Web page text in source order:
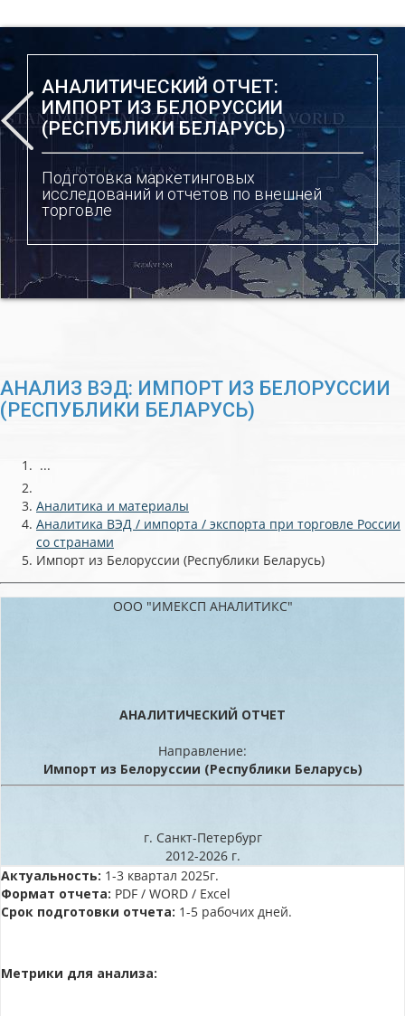
АНАЛИТИЧЕСКИЙ ОТЧЕТ:
ИМПОРТ ИЗ БЕЛОРУССИИ
(РЕСПУБЛИКИ БЕЛАРУСЬ)
Подготовка маркетинговых
исследований и отчетов по внешней
торговле
АНАЛИЗ ВЭД: ИМПОРТ ИЗ БЕЛОРУССИИ
(РЕСПУБЛИКИ БЕЛАРУСЬ)
...
Аналитика и материалы
Аналитика ВЭД / импорта / экспорта при торговле России
со странами
Импорт из Белоруссии (Республики Беларусь)
ООО "ИМЕКСП АНАЛИТИКС"
АНАЛИТИЧЕСКИЙ ОТЧЕТ
Направление:
Импорт из Белоруссии (Республики Беларусь)
г. Санкт-Петербург
2012-2026 г.
Актуальность: 1-3 квартал 2025г.
Формат отчета: PDF / WORD / Excel
Срок подготовки отчета: 1-5 рабочих дней.
Метрики для анализа: